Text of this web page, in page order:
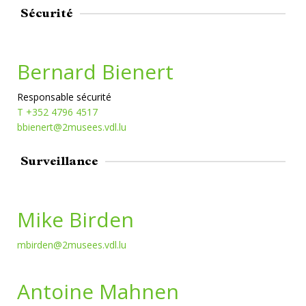
Sécurité
Bernard Bienert
Responsable sécurité
T +352 4796 4517
bbienert@2musees.vdl.lu
Surveillance
Mike Birden
mbirden@2musees.vdl.lu
Antoine Mahnen